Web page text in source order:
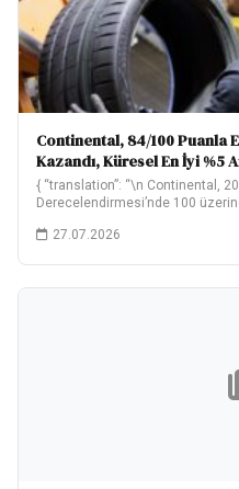
Continental, 84/100 Puanla
Kazandı, Küresel En İyi %5
{ “translation”: “\n Continental,
Derecelendirmesi’nde 100
27.07.2026